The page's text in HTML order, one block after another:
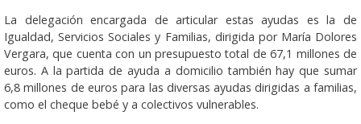
La delegación encargada de articular estas ayudas es la de
Igualdad, Servicios Sociales y Familias, dirigida por María Dolores
Vergara, que cuenta con un presupuesto total de 67,1 millones de
euros. A la partida de ayuda a domicilio también hay que sumar
6,8 millones de euros para las diversas ayudas dirigidas a familias,
como el cheque bebé y a colectivos vulnerables.